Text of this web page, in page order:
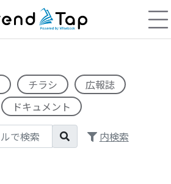
チラシ
広報誌
ドキュメント
内検索